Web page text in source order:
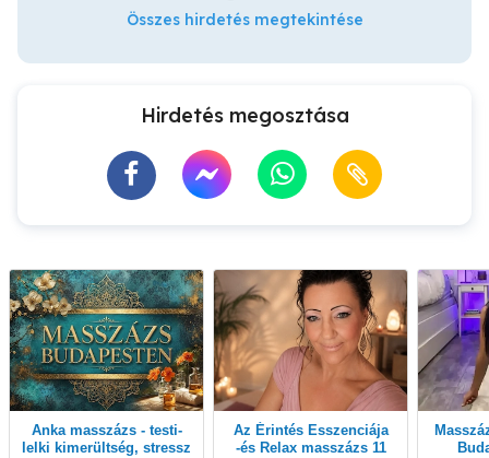
Összes hirdetés megtekintése
Hirdetés megosztása
Anka masszázs - testi-
lelki kimerültség, stressz
Az Érintés Esszenciája
-és Relax masszázs 11
Masszázs akár még ma!